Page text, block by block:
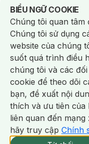
NowFree 2H
Chăm Sóc Cá Nhân
Chống Muỗi /Khẩu Trang /Máy
Sản Phẩm Chăm Sóc Khác /Bàn
Hỗ Trợ Trắng Răng/Kem Đánh
Tăm / Chỉ Nha Khoa/ Xịt Thơm
Khăn Ướt Vệ Sinh Vùng Kín/
Máy Cạo Râu
Vấn Đề Về Da
Da Dầu / Lỗ Chân Lông To/ Da
Da Nhạy Cảm / Kích Ứng
Da Xỉn
Quầng Thâm & Bọng Mắt /Sẹo /
Dụng Cụ / Phụ Kiện Chăm Sóc Da
Bông Tẩy Trang
Khăn Lau Mặt
Dụng Cụ Chăm Sóc Khác
BIỂU NGỮ COOKIE
Notice about cookies
Chúng tôi quan tâm
Chúng tôi sử dụng
website của chúng
suốt quá trình điều
chúng tôi và các
cookie để theo dõi
bạn, đề xuất nội
thích và ưu tiên của
liên quan đến
hãy truy cập Chính